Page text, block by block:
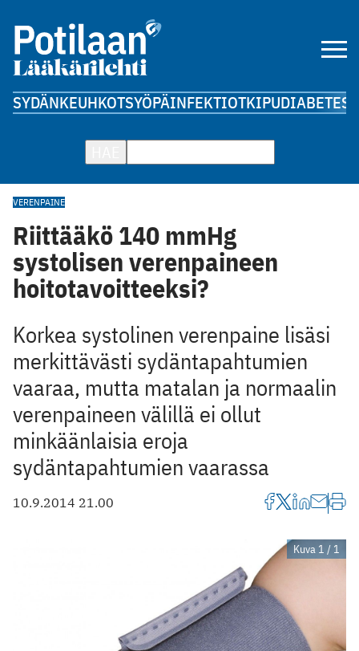
SYDÄNKEUHKOTSYÖPÄINFEKTIOTKIPUDIABETES
VERENPAINE
Riittääkö 140 mmHg
systolisen verenpaineen
hoitotavoitteeksi?
Korkea systolinen verenpaine lisäsi
merkittävästi sydäntapahtumien
vaaraa, mutta matalan ja normaalin
verenpaineen välillä ei ollut
minkäänlaisia eroja
sydäntapahtumien vaarassa
10.9.2014 21.00
Kuva 1 / 1